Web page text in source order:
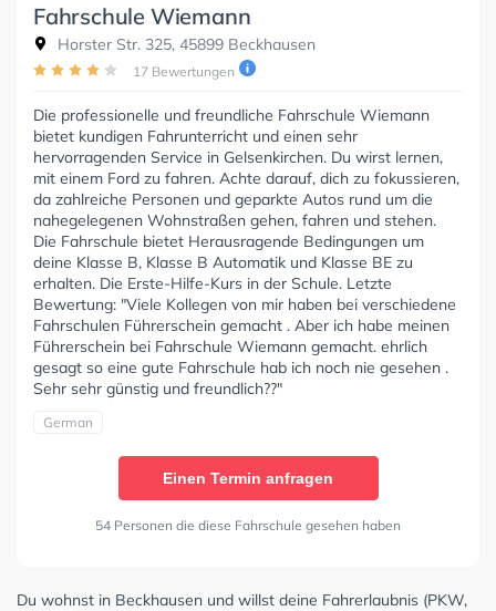
Fahrschule Wiemann
Horster Str. 325, 45899 Beckhausen
17 Bewertungen
Die professionelle und freundliche Fahrschule Wiemann
bietet kundigen Fahrunterricht und einen sehr
hervorragenden Service in Gelsenkirchen. Du wirst lernen,
mit einem Ford zu fahren. Achte darauf, dich zu fokussieren,
da zahlreiche Personen und geparkte Autos rund um die
nahegelegenen Wohnstraßen gehen, fahren und stehen.
Die Fahrschule bietet Herausragende Bedingungen um
deine Klasse B, Klasse B Automatik und Klasse BE zu
erhalten. Die Erste-Hilfe-Kurs in der Schule. Letzte
Bewertung: "Viele Kollegen von mir haben bei verschiedene
Fahrschulen Führerschein gemacht . Aber ich habe meinen
Führerschein bei Fahrschule Wiemann gemacht. ehrlich
gesagt so eine gute Fahrschule hab ich noch nie gesehen .
Sehr sehr günstig und freundlich??"
German
Einen Termin anfragen
54 Personen die diese Fahrschule gesehen haben
Du wohnst in Beckhausen und willst deine Fahrerlaubnis (PKW,